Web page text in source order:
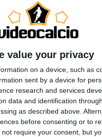
value your privacy
on a device, such as
sent by a device for
research and services
data and identification
as described above.
before consenting or to
require your consent, but